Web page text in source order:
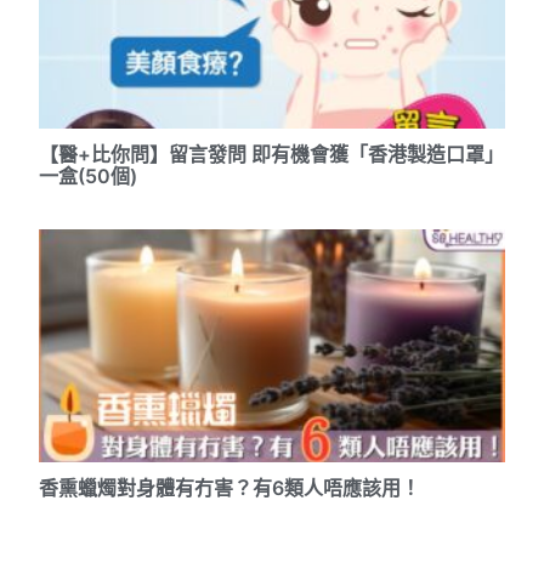
【醫+比你問】留言發問 即有機會獲「香港製造口罩」
一盒(50個)
香熏蠟燭對身體有冇害？有6類人唔應該用！